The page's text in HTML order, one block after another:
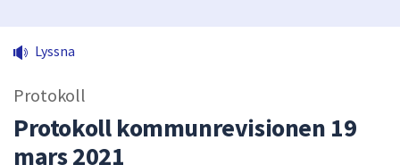
sökfältet
kommer
Lyssna
Protokoll
Protokoll kommunrevisionen 19
mars 2021